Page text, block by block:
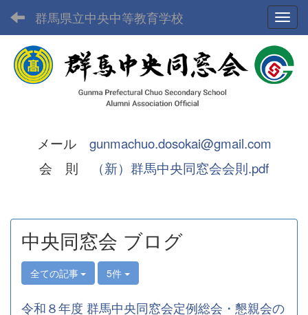
群馬県立中央中等教育学校
メール gunmachuo.dosokai@gmail.com
会 則
（新）群馬中央同窓会会則.pdf
中央同窓会 ブログ
全ての記事 5件
令和８年度 群馬中央同窓会定例総会・懇親会の